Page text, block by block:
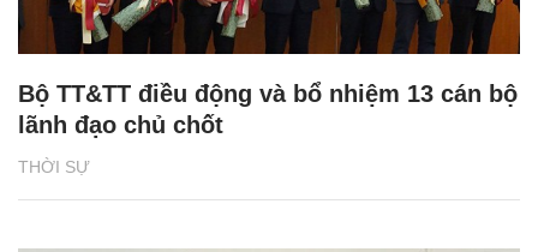
THỜI SỰ
Bộ TT&TT điều động và bổ nhiệm 13 cán bộ
lãnh đạo chủ chốt